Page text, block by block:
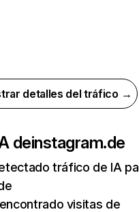
detalles del tráfico →
deinstagram.de
tráfico de IA
visitas de